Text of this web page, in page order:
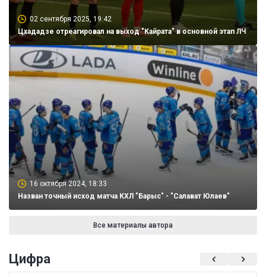
02 сентября 2025, 19:42
Цхададзе отреагировал на выход "Кайрата" в основной этап ЛЧ
16 октября 2024, 18:33
Назван точный исход матча КХЛ "Барыс" - "Салават Юлаев"
Все материалы автора
Цифра